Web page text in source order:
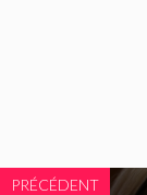
PRÉCÉDENT